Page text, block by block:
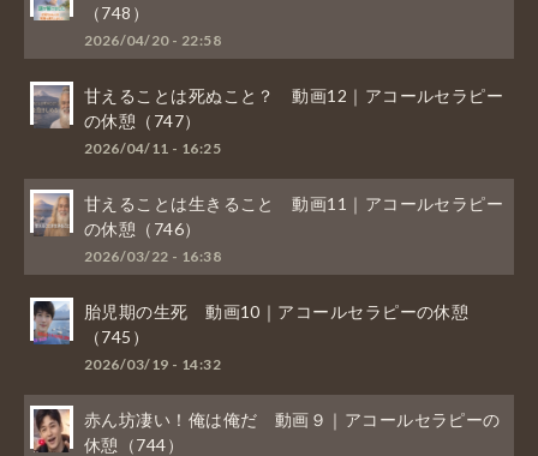
（748）
2026/04/20 - 22:58
甘えることは死ぬこと？ 動画12｜アコールセラピー
の休憩（747）
2026/04/11 - 16:25
甘えることは生きること 動画11｜アコールセラピー
の休憩（746）
2026/03/22 - 16:38
胎児期の生死 動画10｜アコールセラピーの休憩
（745）
2026/03/19 - 14:32
赤ん坊凄い！俺は俺だ 動画９｜アコールセラピーの
休憩（744）